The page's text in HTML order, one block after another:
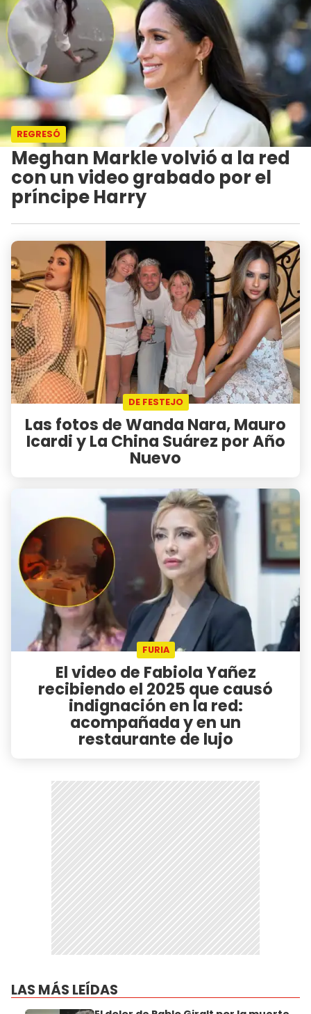
REGRESÓ
Meghan Markle volvió a la red
con un video grabado por el
príncipe Harry
DE FESTEJO
Las fotos de Wanda Nara, Mauro
Icardi y La China Suárez por Año
Nuevo
FURIA
El video de Fabiola Yañez
recibiendo el 2025 que causó
indignación en la red:
acompañada y en un
restaurante de lujo
LAS MÁS LEÍDAS